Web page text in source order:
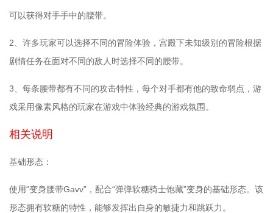
可以获得对手手中的腰带。
2、许多玩家可以选择不同的冒险体验，宫殿下未知级别的冒险根据
剧情任务在面对不同的敌人时选择不同的腰带。
3、每条腰带都有不同的攻击特性，每个对手都有他的致命弱点，游
戏采用像素风格的玩家在游戏中体验经典的游戏氛围。
相关说明
基础形态：
使用“变身腰带Gavv”，配合“弹弹软糖骑士饱藏”变身的基础形态。该
形态拥有软糖的特性，能够发挥出自身的敏捷力和跳跃力。